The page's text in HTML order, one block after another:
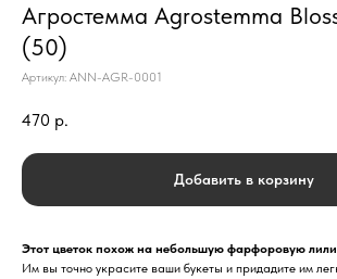
Агростемма Agrostemma
(50)
Артикул: ANN-AGR-0001
470 р.
Добавить в корзину
Этот цветок похож на небольшую фарфоровую
Им вы точно украсите ваши букеты и придадите им